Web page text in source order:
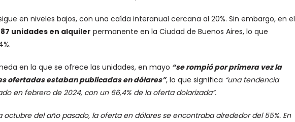
en niveles bajos, con una caída interanual cercana al 20%. Sin embargo, en el
unidades en alquiler permanente en la Ciudad de Buenos Aires, lo que
en la que se ofrece las unidades, en mayo “se rompió por primera vez la
ofertadas estaban publicadas en dólares”, lo que significa “una tendencia
en febrero de 2024, con un 66,4% de la oferta dolarizada”.
octubre del año pasado, la oferta en dólares se encontraba alrededor del 55%. En